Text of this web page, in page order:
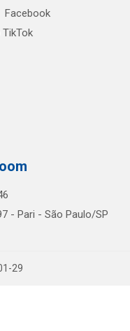
Facebook
TikTok
- Pari - São Paulo/SP
29